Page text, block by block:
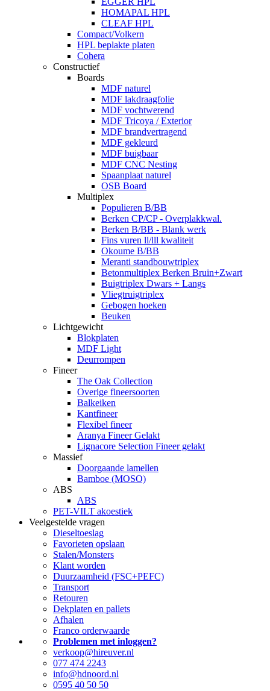
HOMAPAL HPL
CLEAF HPL
Compact/Volkern
HPL beplakte platen
Cohera
Constructief
Boards
MDF naturel
MDF lakdraagfolie
MDF vochtwerend
MDF Tricoya / Exterior
MDF brandvertragend
MDF gekleurd
MDF buigbaar
MDF CNC Nesting
Spaanplaat naturel
OSB Board
Multiplex
Populieren B/BB
Berken CP/CP - Overplakkwal.
Berken B/BB - Blank werk
Fins vuren ll/lll kwaliteit
Okoume B/BB
Meranti standbouwtriplex
Betonmultiplex Berken Bruin+Zwart
Buigtriplex Dwars + Langs
Vliegtruigtriplex
Gebogen hoeken
Beuken
Lichtgewicht
Blokplaten
MDF Light
Deurrompen
Fineer
The Oak Collection
Overige fineersoorten
Balkeiken
Kantfineer
Flexibel fineer
Aranya Fineer Gelakt
Lignacore Selection Fineer gelakt
Massief
Doorgaande lamellen
Bamboe (MOSO)
ABS
ABS
PET-VILT akoestiek
Veelgestelde vragen
Dieseltoeslag
Favorieten opslaan
Stalen/Monsters
Klant worden
Duurzaamheid (FSC+PEFC)
Transport
Retouren
Dekplaten en pallets
Afhalen
Franco orderwaarde
Problemen met inloggen?
verkoop@hireuver.nl
077 474 2243
info@hdnoord.nl
0595 40 50 50